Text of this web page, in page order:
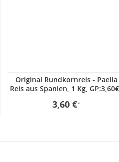
Original Rundkornreis - Paella
Reis aus Spanien, 1 Kg,
3,60 €*